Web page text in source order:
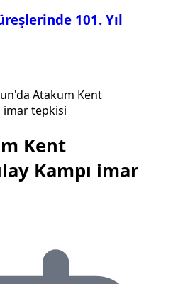
101. Yıl
Atakum Kent
imar tepkisi
Kent
Kampı imar